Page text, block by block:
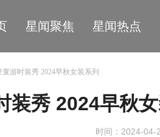
星闻聚焦 星闻热点
寰游时装秀 2024早秋女装系列
装秀 2024早秋女
时间：2024-04-